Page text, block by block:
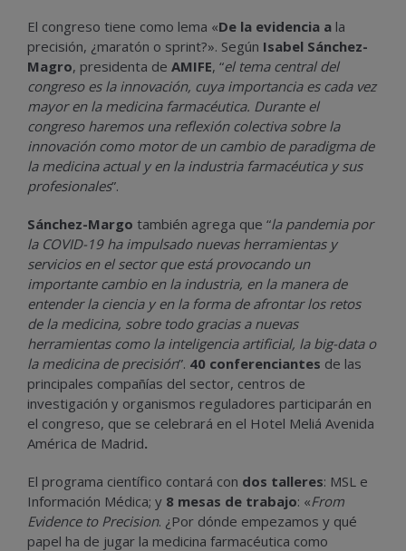
El congreso tiene como lema «De la evidencia a la
precisión, ¿maratón o sprint?». Según Isabel Sánchez-
Magro, presidenta de AMIFE, “el tema central del
congreso es la innovación, cuya importancia es cada vez
mayor en la medicina farmacéutica. Durante el
congreso haremos una reflexión colectiva sobre la
innovación como motor de un cambio de paradigma de
la medicina actual y en la industria farmacéutica y sus
profesionales”.
Sánchez-Margo también agrega que “la pandemia por
la COVID-19 ha impulsado nuevas herramientas y
servicios en el sector que está provocando un
importante cambio en la industria, en la manera de
entender la ciencia y en la forma de afrontar los retos
de la medicina, sobre todo gracias a nuevas
herramientas como la inteligencia artificial, la big-data o
la medicina de precisión”. 40 conferenciantes de las
principales compañías del sector, centros de
investigación y organismos reguladores participarán en
el congreso, que se celebrará en el Hotel Meliá Avenida
América de Madrid.
El programa científico contará con dos talleres: MSL e
Información Médica; y 8 mesas de trabajo: «From
Evidence to Precision. ¿Por dónde empezamos y qué
papel ha de jugar la medicina farmacéutica como